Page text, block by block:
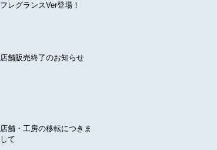
フレグランスVer登場！
店舗販売終了のお知らせ
店舗・工房の移転につきま
して